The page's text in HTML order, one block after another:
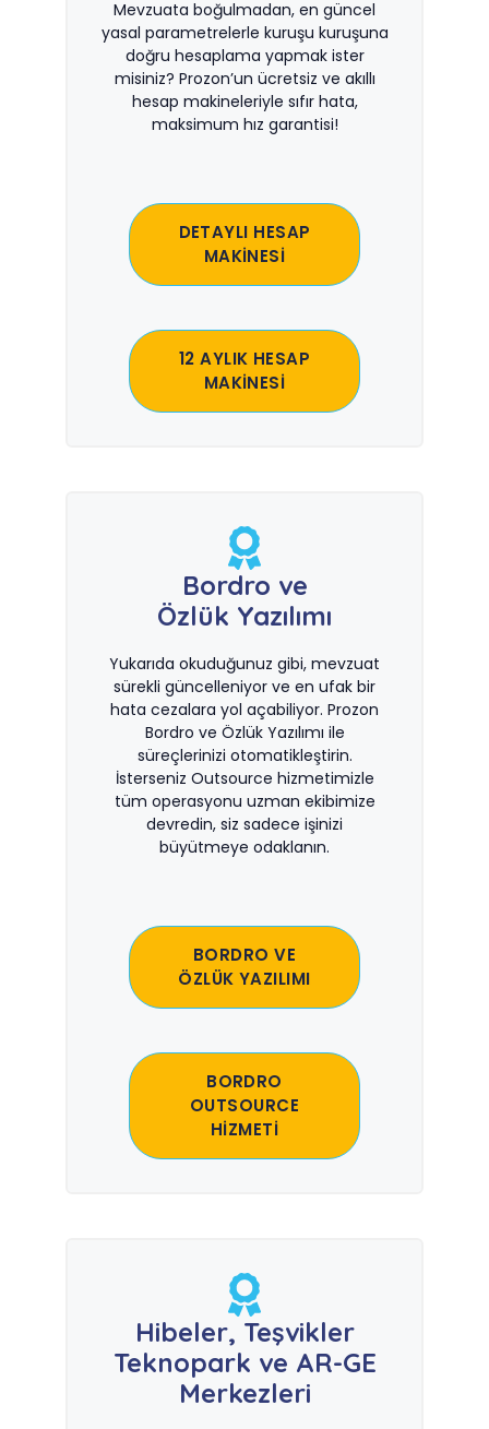
Mevzuata boğulmadan, en güncel
yasal parametrelerle kuruşu kuruşuna
doğru hesaplama yapmak ister
misiniz? Prozon’un ücretsiz ve akıllı
hesap makineleriyle sıfır hata,
maksimum hız garantisi!
DETAYLI HESAP
MAKİNESİ
12 AYLIK HESAP
MAKİNESİ
Bordro ve
Özlük Yazılımı
Yukarıda okuduğunuz gibi, mevzuat
sürekli güncelleniyor ve en ufak bir
hata cezalara yol açabiliyor. Prozon
Bordro ve Özlük Yazılımı ile
süreçlerinizi otomatikleştirin.
İsterseniz Outsource hizmetimizle
tüm operasyonu uzman ekibimize
devredin, siz sadece işinizi
büyütmeye odaklanın.
BORDRO VE
ÖZLÜK YAZILIMI
BORDRO
OUTSOURCE
HİZMETİ
Hibeler, Teşvikler
Teknopark ve AR-GE
Merkezleri